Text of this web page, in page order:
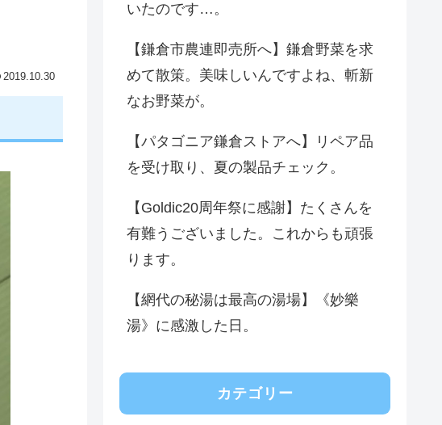
2019.10.30
いたのです…。
【鎌倉市農連即売所へ】鎌倉野菜を求
めて散策。美味しいんですよね、斬新
なお野菜が。
【パタゴニア鎌倉ストアへ】リペア品
を受け取り、夏の製品チェック。
【Goldic20周年祭に感謝】たくさんを
有難うございました。これからも頑張
ります。
【網代の秘湯は最高の湯場】《妙樂
湯》に感激した日。
カテゴリー